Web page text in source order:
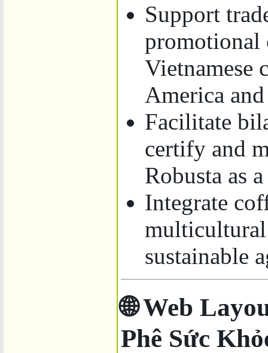
Support
promotional
Vietnamese
America
Facilitate
certify and
Robusta as
Integrate
sustainable
🌐 Web
Phê Sức